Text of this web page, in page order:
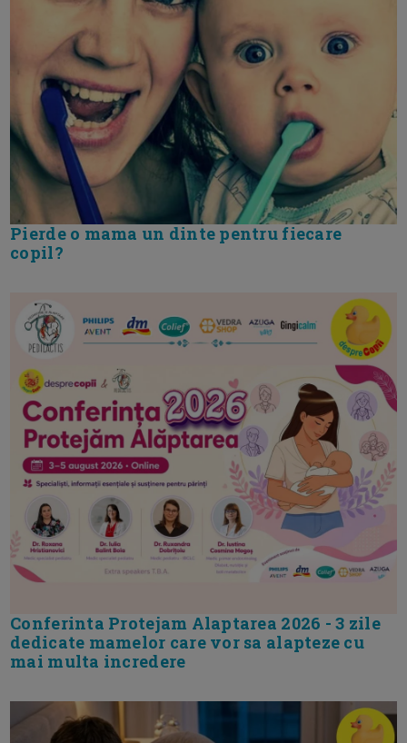
Pierde o mama un dinte pentru fiecare
copil?
Conferinta Protejam Alaptarea 2026 - 3 zile
dedicate mamelor care vor sa alapteze cu
mai multa incredere